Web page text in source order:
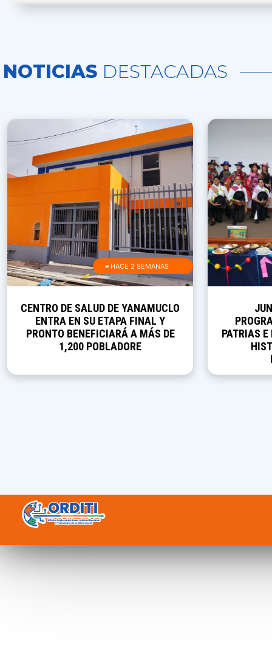
NOTICIAS DESTACADAS
≡ HACE 2 SEMANAS
CENTRO DE SALUD DE YANAMUCLO
ENTRA EN SU ETAPA FINAL Y
PRONTO BENEFICIARÁ A MÁS DE
1,200 POBLADORE
PATRIAS